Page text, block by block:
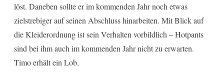
löst. Daneben sollte er im kommenden Jahr noch etwas
zielstrebiger auf seinen Abschluss hinarbeiten. Mit Blick auf
die Kleiderordnung ist sein Verhalten vorbildlich – Hotpants
sind bei ihm auch im kommenden Jahr nicht zu erwarten.
Timo erhält ein Lob.